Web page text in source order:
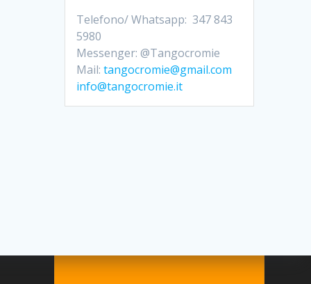
Telefono/ Whatsapp: 347 843
5980
Messenger: @Tangocromie
Mail:tangocromie@gmail.com
info@tangocromie.it